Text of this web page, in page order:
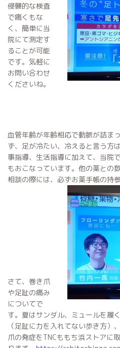
侵襲的な検査
で痛くもな
く、簡単に当
院にて測定す
ることが可能
です。気軽に
お問い合わせ
くださいね。
血管年齢が年齢相応で動脈が詰ま
ず、足が冷たい、冷えると言う方
事指導、生活指導に加えて、当院
もおこなっています。他の薬との
相談の際には、必ずお薬手帳の持
さて、巻き爪
や足趾の痛み
についてで
す。夏はサンダル、ミュールを履
（足趾に力を入れてない歩き方）
爪の発症をTNCももち浜ストアに